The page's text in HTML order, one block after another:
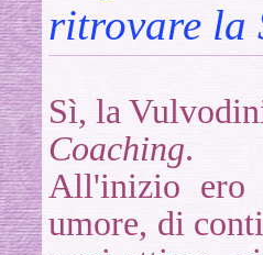
ritrovare la
Sì, la
Coaching.
All'inizio ero
umore, di